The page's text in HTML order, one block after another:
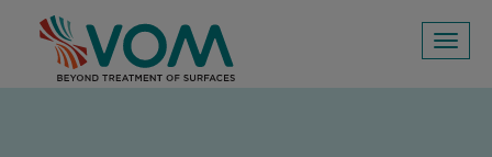
Toggle